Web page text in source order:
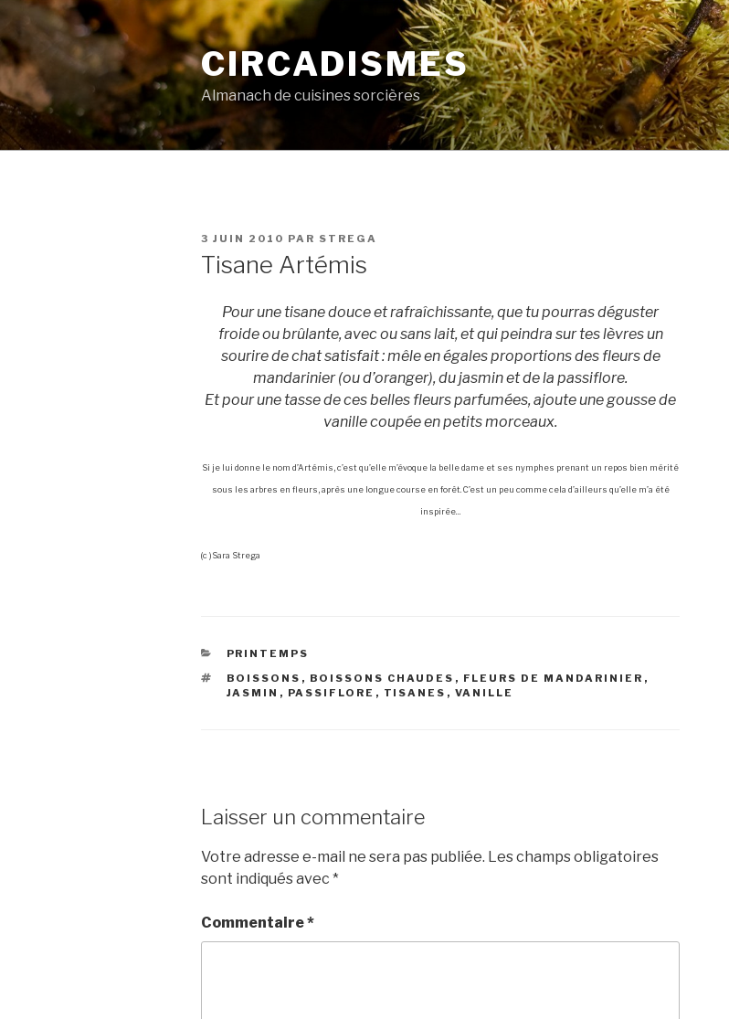
Aller
au
contenu
principal
CIRCADISMES
Almanach de cuisines sorcières
PUBLIÉ
3 JUIN 2010 PAR STREGA
Tisane Artémis
Pour une tisane douce et rafraîchissante, que tu pourras déguster
froide ou brûlante, avec ou sans lait, et qui peindra sur tes lèvres un
sourire de chat satisfait : mêle en égales proportions des fleurs de
mandarinier (ou d’oranger), du jasmin et de la passiflore.
Et pour une tasse de ces belles fleurs parfumées, ajoute une gousse de
vanille coupée en petits morceaux.
Si je lui donne le nom d’Artémis, c’est qu’elle m’évoque la belle dame et ses nymphes prenant un repos bien mérité
sous les arbres en fleurs, après une longue course en forêt. C’est un peu comme cela d’ailleurs qu’elle m’a été
inspirée…
(c )Sara Strega
CATÉGORIES
PRINTEMPS
ÉTIQUETTES
BOISSONS , BOISSONS CHAUDES , FLEURS DE MANDARINIER ,
JASMIN , PASSIFLORE , TISANES , VANILLE
Laisser un commentaire
Votre adresse e-mail ne sera pas publiée. Les champs obligatoires
sont indiqués avec *
Commentaire*